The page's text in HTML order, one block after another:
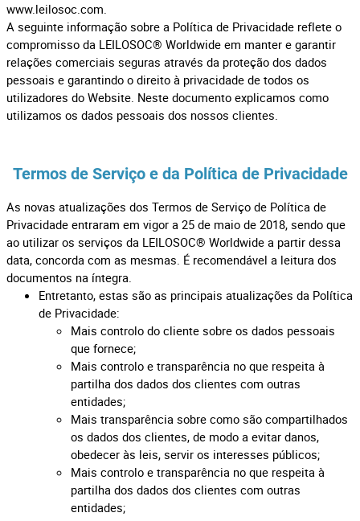
www.leilosoc.com.
A seguinte informação sobre a Política de Privacidade reflete o
compromisso da LEILOSOC® Worldwide em manter e garantir
relações comerciais seguras através da proteção dos dados
pessoais e garantindo o direito à privacidade de todos os
utilizadores do Website. Neste documento explicamos como
utilizamos os dados pessoais dos nossos clientes.
Termos de Serviço e da Política de Privacidade
As novas atualizações dos Termos de Serviço de Política de
Privacidade entraram em vigor a 25 de maio de 2018, sendo que
ao utilizar os serviços da LEILOSOC® Worldwide a partir dessa
data, concorda com as mesmas. É recomendável a leitura dos
documentos na íntegra.
Entretanto, estas são as principais atualizações da Política
de Privacidade:
Mais controlo do cliente sobre os dados pessoais
que fornece;
Mais controlo e transparência no que respeita à
partilha dos dados dos clientes com outras
entidades;
Mais transparência sobre como são compartilhados
os dados dos clientes, de modo a evitar danos,
obedecer às leis, servir os interesses públicos;
Mais controlo e transparência no que respeita à
partilha dos dados dos clientes com outras
entidades;